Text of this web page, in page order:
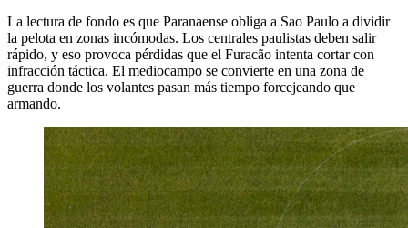
La lectura de fondo es que Paranaense obliga a Sao Paulo a dividir
la pelota en zonas incómodas. Los centrales paulistas deben salir
rápido, y eso provoca pérdidas que el Furacão intenta cortar con
infracción táctica. El mediocampo se convierte en una zona de
guerra donde los volantes pasan más tiempo forcejeando que
armando.